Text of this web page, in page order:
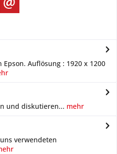
Epson. Auflösung : 1920 x 1200
und diskutieren... mehr
verwendeten